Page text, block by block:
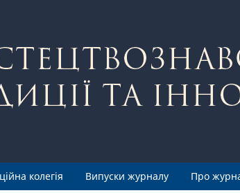
колегія Випуски журналу Про